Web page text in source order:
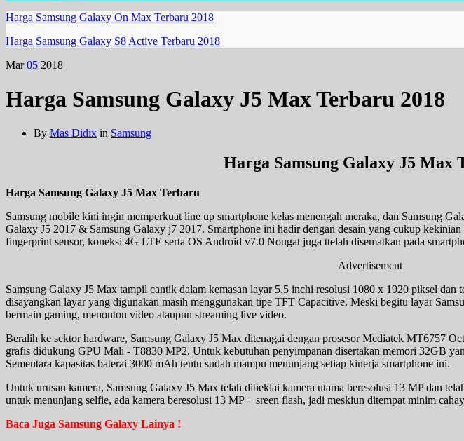
Harga Samsung Galaxy On Max Terbaru 2018
Harga Samsung Galaxy S8 Active Terbaru 2018
Mar 05 2018
Harga Samsung Galaxy J5 Max Terbaru 2018
By Mas Didix in Samsung
Harga Samsung Galaxy J5 Max
Harga Samsung Galaxy J5 Max Terbaru
Samsung mobile kini ingin memperkuat line up smartphone kelas menengah meraka, dan Samsung
Galaxy J5 2017 & Samsung Galaxy j7 2017. Smartphone ini hadir dengan desain yang cukup
fingerprint sensor, koneksi 4G LTE serta OS Android v7.0 Nougat juga ttelah disematkan pada
Advertisement
Samsung Galaxy J5 Max tampil cantik dalam kemasan layar 5,5 inchi resolusi 1080 x 1920 piksel
disayangkan layar yang digunakan masih menggunakan tipe TFT Capacitive. Meski begitu layar
bermain gaming, menonton video ataupun streaming live video.
Beralih ke sektor hardware, Samsung Galaxy J5 Max ditenagai dengan prosesor Mediatek MT6757
grafis didukung GPU Mali - T8830 MP2. Untuk kebutuhan penyimpanan disertakan memori 32GB
Sementara kapasitas baterai 3000 mAh tentu sudah mampu menunjang setiap kinerja smartphone ini.
Untuk urusan kamera, Samsung Galaxy J5 Max telah dibeklai kamera utama beresolusi 13 MP dan
untuk menunjang selfie, ada kamera beresolusi 13 MP + sreen flash, jadi meskiun ditempat minim
Baca Juga Samsung Galaxy Lainya !